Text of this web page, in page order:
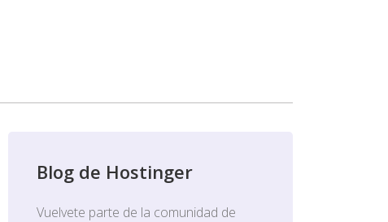
Blog de Hostinger
Vuelvete parte de la comunidad de